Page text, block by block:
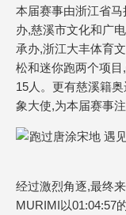
本届赛事由浙江省
办,慈溪市文化和广
承办,浙江大丰体育
松和迷你跑两个项
15人。更有慈溪籍
象大使,为本届赛事注
经过激烈角逐,最终
MURIMI以01:04:57